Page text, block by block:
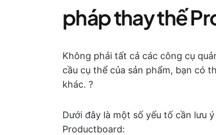
pháp thay thế
Không phải tất cả các công cụ
cầu cụ thể của sản phẩm, bạn có
khác. ?️
Dưới đây là một số yếu tố cần lưu
Productboard: